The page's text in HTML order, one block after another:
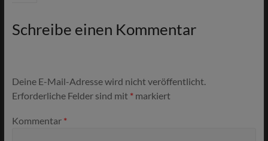
Schreibe einen Kommentar
Deine E-Mail-Adresse wird nicht veröffentlicht.
Erforderliche Felder sind mit *markiert
Kommentar *